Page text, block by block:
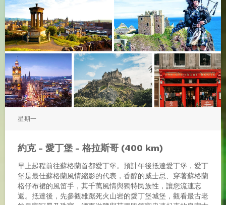
星期一
約克 - 愛丁堡 - 格拉斯哥 (400 km)
早上起程前往蘇格蘭首都愛丁堡。預計午後抵達愛丁堡，愛丁
堡是最佳蘇格蘭風情縮影的代表，香醇的威士忌、穿著蘇格蘭
格仔布裙的風笛手，其千萬風情與獨特民族性，讓您流連忘
返。抵達後，先參觀雄踞死火山岩的愛丁堡城堡，觀看最古老